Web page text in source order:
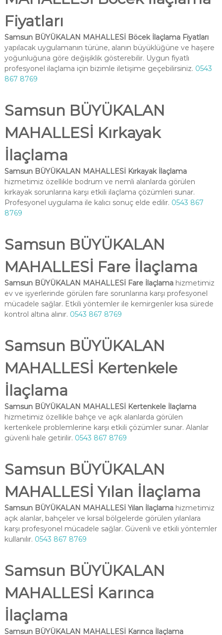
Fiyatları
Samsun BÜYÜKALAN MAHALLESİ Böcek İlaçlama Fiyatları
yapılacak uygulamanın türüne, alanın büyüklüğüne ve haşere
yoğunluğuna göre değişiklik gösterebilir. Uygun fiyatlı
profesyonel ilaçlama için bizimle iletişime geçebilirsiniz. 0543
867 8769
Samsun BÜYÜKALAN
MAHALLESİ Kırkayak
İlaçlama
Samsun BÜYÜKALAN MAHALLESİ Kırkayak İlaçlama
hizmetimiz özellikle bodrum ve nemli alanlarda görülen
kırkayak sorunlarına karşı etkili ilaçlama çözümleri sunar.
Profesyonel uygulama ile kalıcı sonuç elde edilir. 0543 867
8769
Samsun BÜYÜKALAN
MAHALLESİ Fare İlaçlama
Samsun BÜYÜKALAN MAHALLESİ Fare İlaçlamahizmetimiz
ev ve işyerlerinde görülen fare sorunlarına karşı profesyonel
mücadele sağlar. Etkili yöntemler ile kemirgenler kısa sürede
kontrol altına alınır. 0543 867 8769
Samsun BÜYÜKALAN
MAHALLESİ Kertenkele
İlaçlama
Samsun BÜYÜKALAN MAHALLESİ Kertenkele İlaçlama
hizmetimiz özellikle bahçe ve açık alanlarda görülen
kertenkele problemlerine karşı etkili çözümler sunar. Alanlar
güvenli hale getirilir. 0543 867 8769
Samsun BÜYÜKALAN
MAHALLESİ Yılan İlaçlama
Samsun BÜYÜKALAN MAHALLESİ Yılan İlaçlamahizmetimiz
açık alanlar, bahçeler ve kırsal bölgelerde görülen yılanlara
karşı profesyonel mücadele sağlar. Güvenli ve etkili yöntemler
kullanılır. 0543 867 8769
Samsun BÜYÜKALAN
MAHALLESİ Karınca
İlaçlama
Samsun BÜYÜKALAN MAHALLESİ Karınca İlaçlama